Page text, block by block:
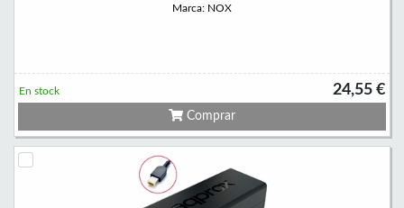
Marca: NOX
24,55 €
En stock
Comprar